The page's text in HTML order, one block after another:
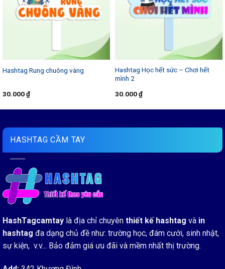
Hashtag Rung chuông vàng
30.000₫
Hashtag Học hết sức – Chơi hết
mình 2
30.000₫
HASHTAG CẦM TAY
HashTagcamtay là địa chỉ chuyên thiết kế hashtag và in
hashtag đa dạng chủ đề như: trường học, đám cưới, sinh nhật,
sự kiện, v.v... Bảo đảm giá ưu đãi và mềm nhất thị trường.